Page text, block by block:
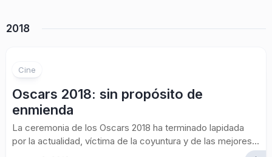
2018
Cine
Oscars 2018: sin propósito de
enmienda
La ceremonia de los Oscars 2018 ha terminado lapidada
por la actualidad, víctima de la coyuntura y de las mejores...